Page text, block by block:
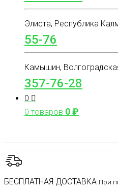
Элиста, Республика
55-76
Камышин,
357-76-28
0
0 товаров 0₽
БЕСПЛАТНАЯ ДОСТАВКА При